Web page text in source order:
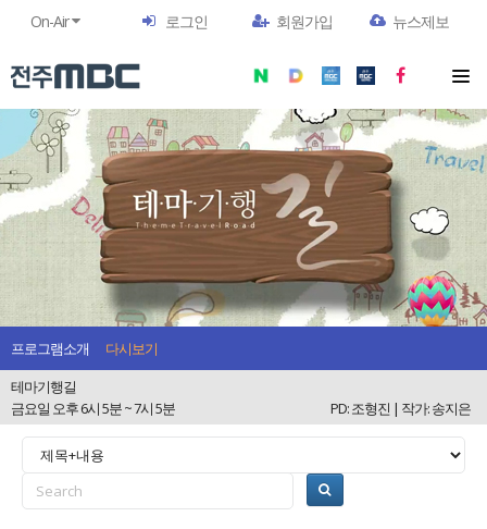
On-Air 로그인 회원가입 뉴스제보
프로그램소개
다시보기
테마기행길
금요일 오후 6시 5분 ~ 7시 5분
PD: 조형진 | 작가: 송지은